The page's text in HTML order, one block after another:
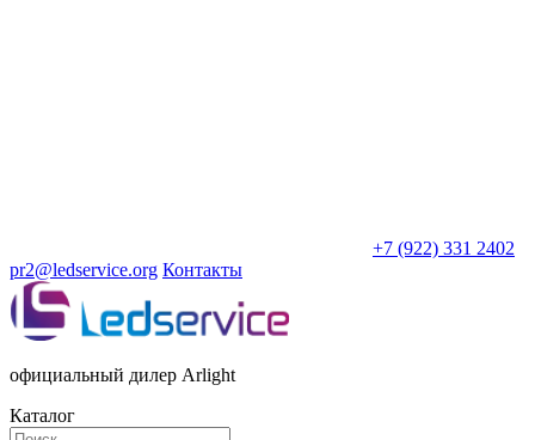
+7 (922) 331 2402
pr2@ledservice.org Контакты
официальный дилер Arlight
Каталог